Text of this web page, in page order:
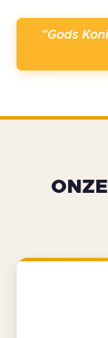
"Gods